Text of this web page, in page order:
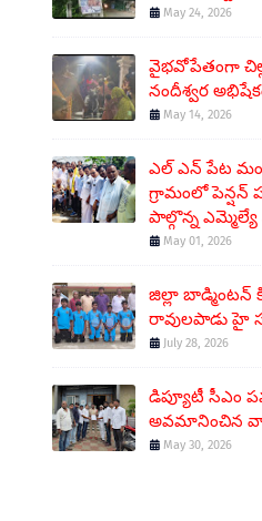
May 24, 2026
వైభవోపేతంగా
నందీశ్వర
May 14, 2026
ఎల్ ఎన్ పేట
గ్రామంలో పెన్షన్
పాల్గొన్న
May 01, 2026
జిల్లా బాడ్మింటన్
రావులపాడు హై
July 28, 2026
డిప్యూటీ సీఎం
అవమానించిన
May 30, 2026